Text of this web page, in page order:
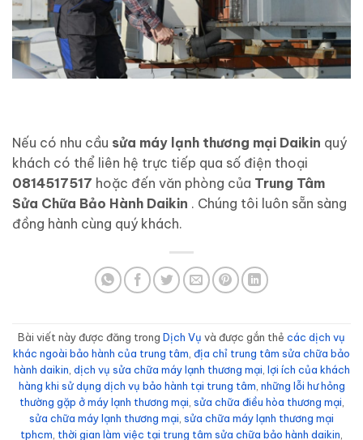
Nếu có nhu cầu sửa máy lạnh thương mại Daikin quý
khách có thể liên hệ trực tiếp qua số điện thoại
0814517517 hoặc đến văn phòng của Trung Tâm
Sửa Chữa Bảo Hành Daikin . Chúng tôi luôn sẵn sàng
đồng hành cùng quý khách.
Bài viết này được đăng trong Dịch Vụ và được gắn thẻ các dịch vụ
khác ngoài bảo hành của trung tâm, địa chỉ trung tâm sửa chữa bảo
hành daikin, dịch vụ sửa chữa máy lạnh thương mại, lợi ích của khách
hàng khi sử dụng dịch vụ bảo hành tại trung tâm, những lỗi hư hỏng
thường gặp ở máy lạnh thương mại, sửa chữa điều hòa thương mại,
sửa chữa máy lạnh thương mại, sửa chữa máy lạnh thương mại
tphcm, thời gian làm việc tại trung tâm sửa chữa bảo hành daikin,